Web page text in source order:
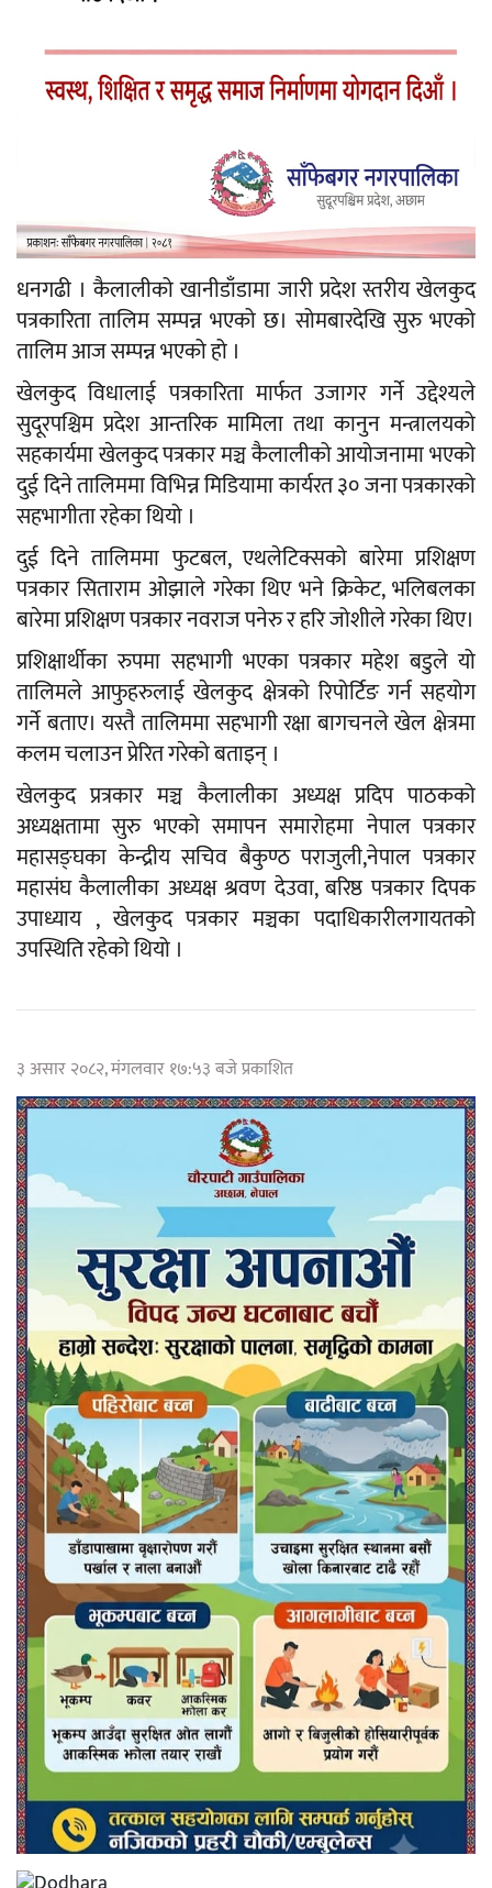
धनगढी । कैलालीको खानीडाँडामा जारी प्रदेश स्तरीय खेलकुद
पत्रकारिता तालिम सम्पन्न भएको छ। सोमबारदेखि सुरु भएको
तालिम आज सम्पन्न भएको हो ।
खेलकुद विधालाई पत्रकारिता मार्फत उजागर गर्ने उद्देश्यले
सुदूरपश्चिम प्रदेश आन्तरिक मामिला तथा कानुन मन्त्रालयको
सहकार्यमा खेलकुद पत्रकार मञ्च कैलालीको आयोजनामा भएको
दुई दिने तालिममा विभिन्न मिडियामा कार्यरत ३० जना पत्रकारको
सहभागीता रहेका थियो ।
दुई दिने तालिममा फुटबल, एथलेटिक्सको बारेमा प्रशिक्षण
पत्रकार सिताराम ओझाले गरेका थिए भने क्रिकेट, भलिबलका
बारेमा प्रशिक्षण पत्रकार नवराज पनेरु र हरि जोशीले गरेका थिए।
प्रशिक्षार्थीका रुपमा सहभागी भएका पत्रकार महेश बडुले यो
तालिमले आफुहरुलाई खेलकुद क्षेत्रको रिपोर्टिङ गर्न सहयोग
गर्ने बताए। यस्तै तालिममा सहभागी रक्षा बागचनले खेल क्षेत्रमा
कलम चलाउन प्रेरित गरेको बताइन् ।
खेलकुद प्रत्रकार मञ्च कैलालीका अध्यक्ष प्रदिप पाठकको
अध्यक्षतामा सुरु भएको समापन समारोहमा नेपाल पत्रकार
महासङ्घका केन्द्रीय सचिव बैकुण्ठ पराजुली,नेपाल पत्रकार
महासंघ कैलालीका अध्यक्ष श्रवण देउवा, बरिष्ठ पत्रकार दिपक
उपाध्याय , खेलकुद पत्रकार मञ्चका पदाधिकारीलगायतको
उपस्थिति रहेको थियो ।
३ असार २०८२, मंगलवार १७:५३ बजे प्रकाशित